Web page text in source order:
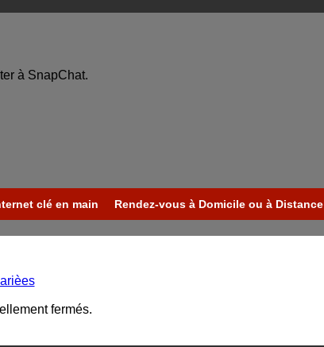
à SnapChat.
clé en main Rendez-vous à Domicile ou à Distance
fermés.